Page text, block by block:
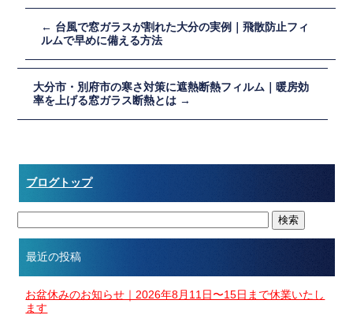
← 台風で窓ガラスが割れた大分の実例｜飛散防止フィ
ルムで早めに備える方法
大分市・別府市の寒さ対策に遮熱断熱フィルム｜暖房効
率を上げる窓ガラス断熱とは →
ブログトップ
最近の投稿
お盆休みのお知らせ｜2026年8月11日〜15日まで休業いたし
ます